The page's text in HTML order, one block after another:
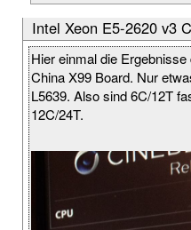
Intel Xeon E5-2620 v3
Hier einmal die
China X99 Board. Nur
L5639. Also sind 6C/12T
12C/24T.